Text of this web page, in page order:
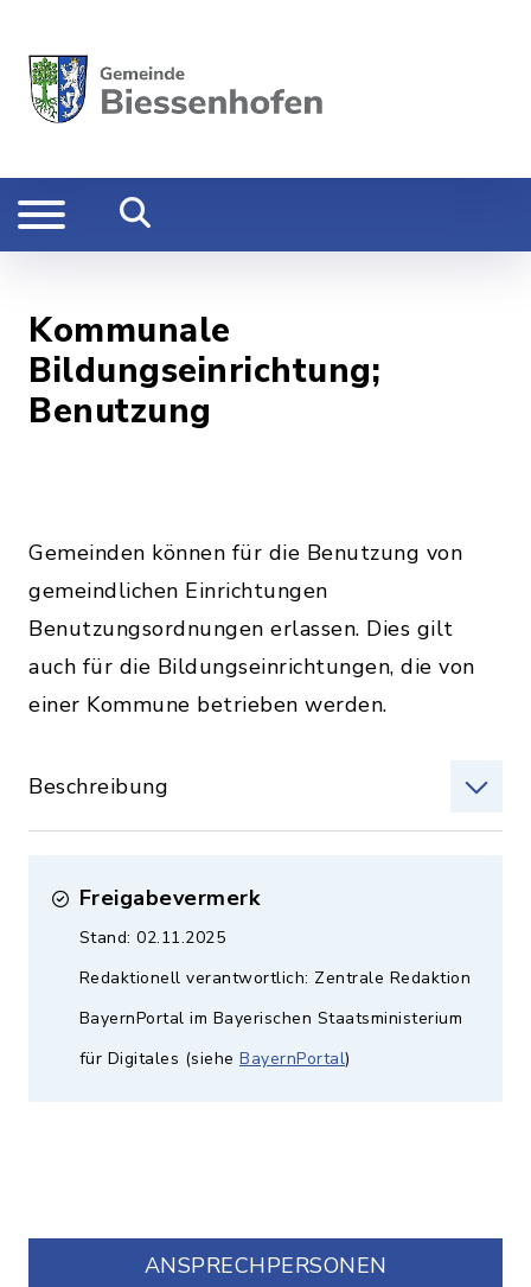
Kommunale
Bildungseinrichtung;
Benutzung
Gemeinden können für die Benutzung von
gemeindlichen Einrichtungen
Benutzungsordnungen erlassen. Dies gilt
auch für die Bildungseinrichtungen, die von
einer Kommune betrieben werden.
Beschreibung
Freigabevermerk
Stand: 02.11.2025
Redaktionell verantwortlich: Zentrale Redaktion
BayernPortal im Bayerischen Staatsministerium
für Digitales (siehe BayernPortal)
ANSPRECHPERSONEN